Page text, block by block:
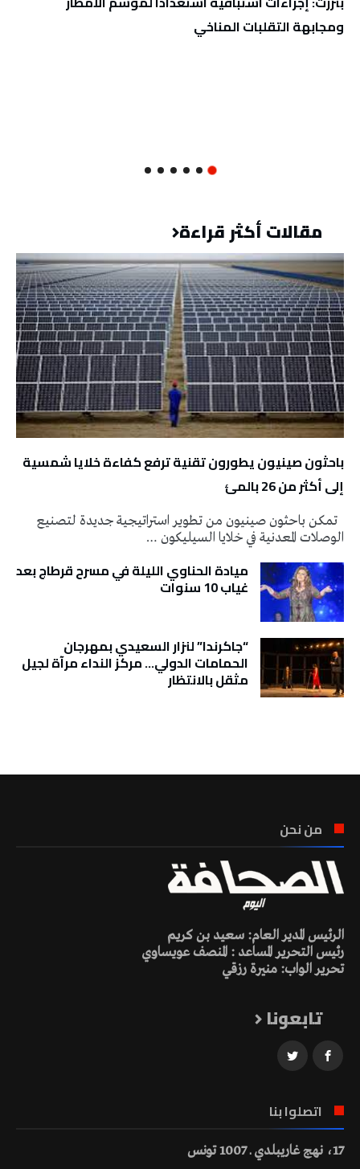
ومجابهة التقلبات المناخي
مقالات أكثر قراءة
باحثون صينيون يطورون تقنية ترفع كفاءة خلايا شمسية
إلى أكثر من 26 بالمئ
تمكن باحثون صينيون من تطوير استراتيجية جديدة لتصنيع
الوصلات المعدنية في خلايا السيليكون …
ميادة الحناوي الليلة في مسرح قرطاج بعد
غياب 10 سنوات
“جاكرندا” لنزار السعيدي بمهرجان
الحمامات الدولي… مركز النداء مرآة لجيل
مثقل بالانتظار
من نحن
الرئيس المدير العام: سعيد بن كريم
رئيس التحرير المساعد : المنصف عويساوي
تحرير الواب: منيرة رزقي
تابعونا
اتصلوا بنا
17، نهج غاريبلدي ـ 1007 تونس